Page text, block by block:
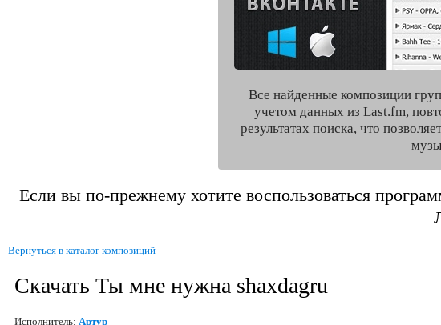
Все найденные композиции
учетом данных из Last.fm,
результатах поиска, что
Если вы по-прежнему хотите воспользоваться
Вернуться в каталог композиций
Скачать Ты мне нужна shaxdagru
Исполнитель: Артур